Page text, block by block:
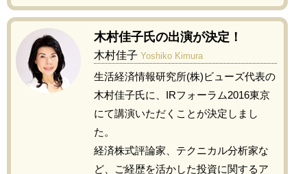
木村佳子氏の出演が決定！
木村佳子Yoshiko Kimura
生活経済情報研究所(株)ビューズ代表の
木村佳子氏に、IRフォーラム2016東京
にて講演いただくことが決定しまし
た。
経済株式評論家、テクニカル分析家な
ど、ご経歴を活かした投資に関するア